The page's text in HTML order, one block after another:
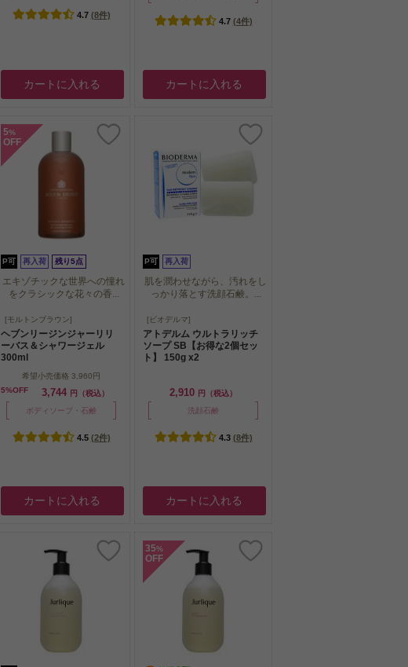
4.7 (8件)
カートに入れる
4.7 (4件)
カートに入れる
5%
OFF
P可 再入荷 残り5点
エキゾチックな世界への憧れ
をクラシックな花々の香...
エキゾチックな世界への憧れ
をクラシックな花々の香...
[モルトンブラウン]
ヘブンリージンジャーリリ
ーバス＆シャワージェル
300ml
希望小売価格 3,960円
5%OFF
3,744 円（税込）
ボディソープ・石鹸
4.5 (2件)
カートに入れる
P可 再入荷
肌を潤わせながら、汚れをし
っかり落とす洗顔石鹸。...
肌を潤わせながら、汚れをし
っかり落とす洗顔石鹸。...
[ビオデルマ]
アトデルム ウルトラリッチ
ソープ SB【お得な2個セッ
ト】 150g x2
2,910 円（税込）
洗顔石鹸
4.3 (8件)
カートに入れる
35%
OFF